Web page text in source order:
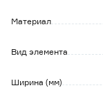
Материал
Вид элемента
Ширина (мм)